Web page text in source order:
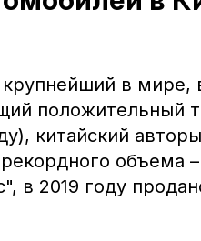
в мире,
положительный
китайский
объема
в 2019 году